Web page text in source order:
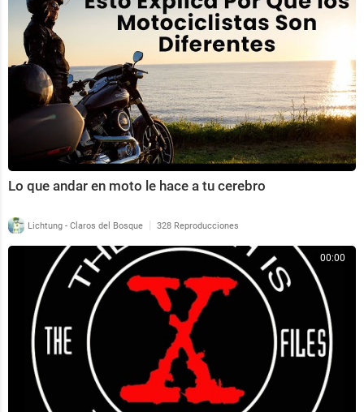
Lo que andar en moto le hace a tu cerebro
Lichtung - Claros del Bosque | 328 Reproducciones
00:00